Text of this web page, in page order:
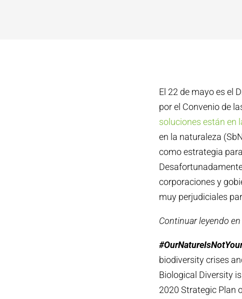
El 22 de mayo es el
por el Convenio de
soluciones están en
en la naturaleza
como estrategia
corporaciones y
muy perjudiciales
Continuar leyendo
biodiversity crises
Biological Diversity
2020 Strategic Plan